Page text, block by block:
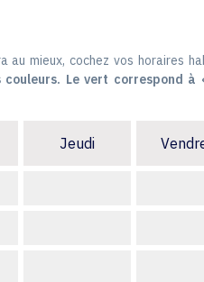
mieux, cochez vos horaires
Le vert correspond
Jeudi